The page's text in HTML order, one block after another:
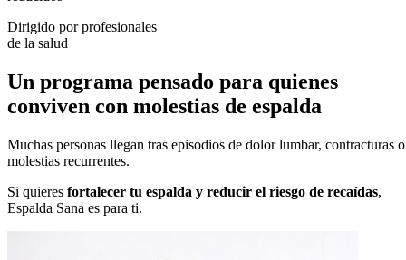
Dirigido por profesionales
de la salud
Un programa pensado para quienes
conviven con molestias de espalda
Muchas personas llegan tras episodios de dolor lumbar, contracturas o
molestias recurrentes.
Si quieres fortalecer tu espalda y reducir el riesgo de recaídas,
Espalda Sana es para ti.